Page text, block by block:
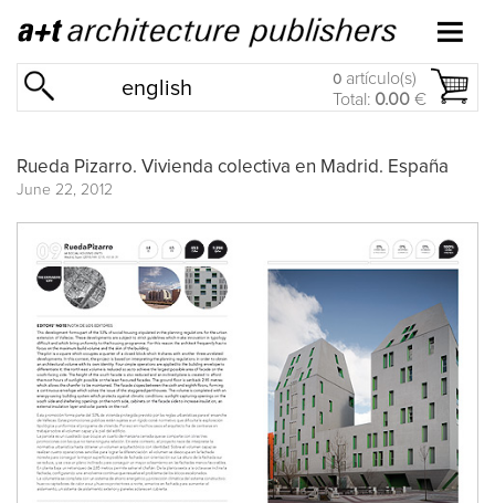
english 0 artículo(s)
Total: 0.00 €
Rueda Pizarro. Vivienda colectiva en Madrid. España
June 22, 2012